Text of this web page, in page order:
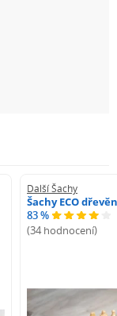
Další Šachy
Šachy ECO
83 %
(34 hodnocení)